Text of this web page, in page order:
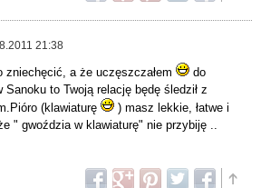
21:38
zniechęcić, a że uczęszczałem
do
to Twoją relację będę śledził z
(klawiaturę
) masz lekkie, łatwe i
" gwoździa w klawiaturę" nie przybiję ..